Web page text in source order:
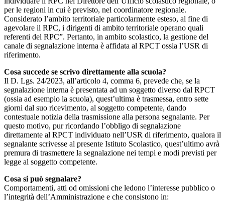
per le regioni in cui è previsto, nel coordinatore regionale.
Considerato l’ambito territoriale particolarmente esteso, al fine di
agevolare il RPC, i dirigenti di ambito territoriale operano quali
referenti del RPC”. Pertanto, in ambito scolastico, la gestione del
canale di segnalazione interna è affidata al RPCT ossia l’USR di
riferimento.
Cosa succede se scrivo direttamente alla scuola?
Il D. Lgs. 24/2023, all’articolo 4, comma 6, prevede che, se la
segnalazione interna è presentata ad un soggetto diverso dal RPCT
(ossia ad esempio la scuola), quest’ultima è trasmessa, entro sette
giorni dal suo ricevimento, al soggetto competente, dando
contestuale notizia della trasmissione alla persona segnalante. Per
questo motivo, pur ricordando l’obbligo di segnalazione
direttamente al RPCT individuato nell’USR di riferimento, qualora il
segnalante scrivesse al presente Istituto Scolastico, quest’ultimo avrà
premura di trasmettere la segnalazione nei tempi e modi previsti per
legge al soggetto competente.
Cosa si può segnalare?
Comportamenti, atti od omissioni che ledono l’interesse pubblico o
l’integrità dell’Amministrazione e che consistono in: